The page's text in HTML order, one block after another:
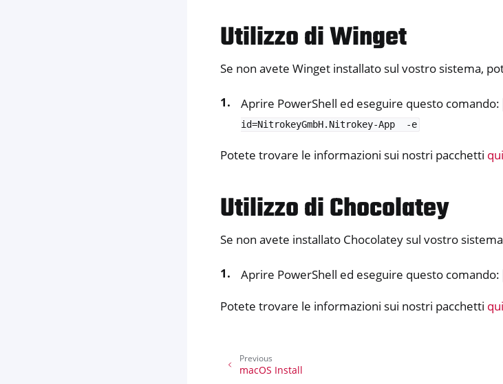
Utilizzo di Winget
Se non avete Winget installato sul vostro sistema,
Aprire PowerShell ed eseguire questo comando:
id=NitrokeyGmbH.Nitrokey-App
-e
Potete trovare le informazioni sui nostri pacchetti qui
Utilizzo di Chocolatey
Se non avete installato Chocolatey sul vostro
Aprire PowerShell ed eseguire questo comando:
Potete trovare le informazioni sui nostri pacchetti qui
Previous
macOS Install